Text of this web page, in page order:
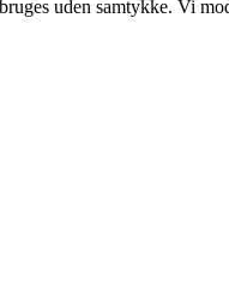
uden samtykke. Vi